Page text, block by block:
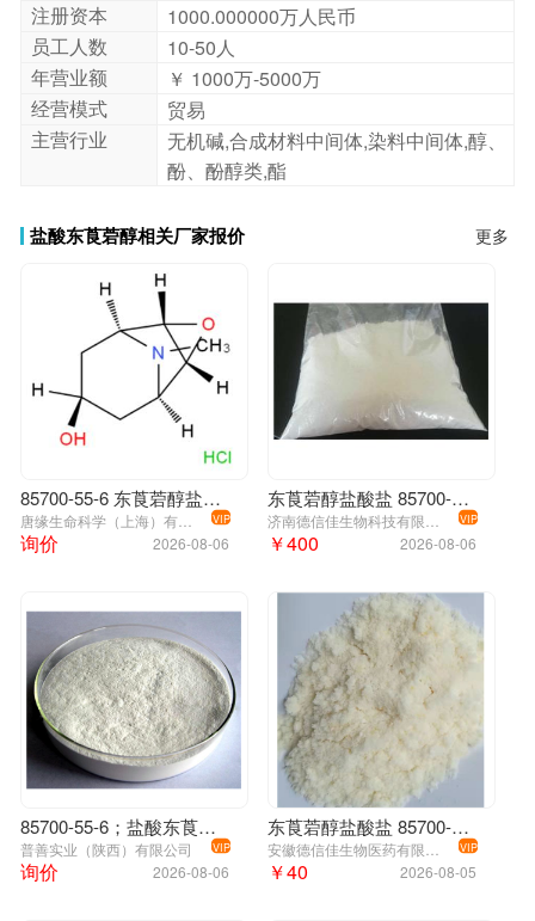
注册资本
1000.000000万人民币
员工人数
10-50人
年营业额
￥ 1000万-5000万
经营模式
贸易
主营行业
无机碱,合成材料中间体,染料中间体,醇、
酚、酚醇类,酯
盐酸东莨菪醇相关厂家报价 更多
85700-55-6 东莨菪醇盐酸盐
VIP
2026-08-06
询价
东莨菪醇盐酸盐 85700-55-6
VIP
2026-08-06
￥400
85700-55-6；盐酸东莨菪醇
普善实业（陕西）有限公司 VIP
2026-08-06
询价
东莨菪醇盐酸盐 85700-55-6
VIP
2026-08-05
￥40